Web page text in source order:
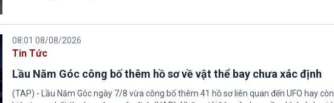
08:01 08/08/2026
Tin Tức
Lầu Năm Góc công bố thêm hồ sơ về vật thể bay chưa xác định
(TAP) - Lầu Năm Góc ngày 7/8 vừa công bố thêm 41 hồ sơ liên quan đến UFO hay